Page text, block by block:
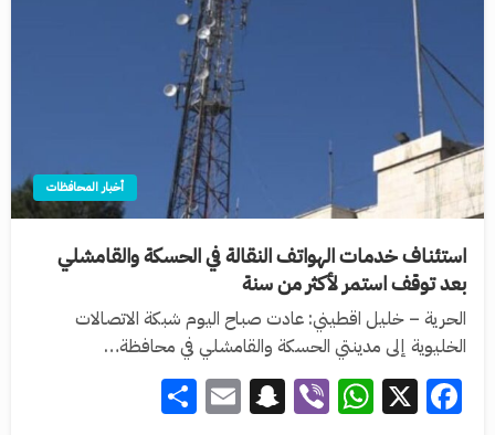
أخبار المحافظات
استئناف خدمات الهواتف النقالة في الحسكة والقامشلي
بعد توقف استمر لأكثر من سنة
الحرية – خليل اقطيني: عادت صباح اليوم شبكة الاتصالات
الخليوية إلى مدينتي الحسكة والقامشلي في محافظة…
Facebook
X
WhatsApp
Viber
Snapchat
Email